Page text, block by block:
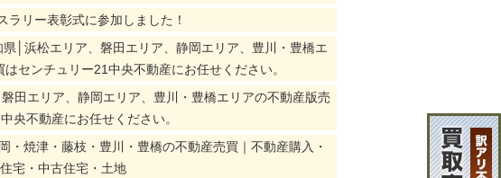
リー表彰式に参加しました！
│浜松エリア、磐田エリア、静岡エリア、豊川・豊橋エ
センチュリー21中央不動産にお任せください。
田エリア、静岡エリア、豊川・豊橋エリアの不動産版売
央不動産にお任せください。
・焼津・藤枝・豊川・豊橋の不動産売買｜不動産購入・
宅・中古住宅・土地